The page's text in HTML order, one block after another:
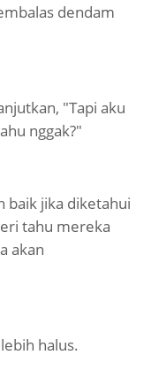
dendam
"Tapi aku
nggak?"
baik jika diketahui
tahu mereka
akan
halus.